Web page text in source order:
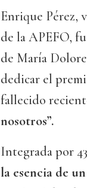
Enrique Pérez,
de la APEFO,
de María
dedicar el
fallecido
nosotros”.
Integrada por
la esencia de